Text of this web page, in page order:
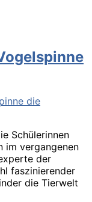
Schülerinnen
im vergangenen
der
faszinierender
die Tierwelt